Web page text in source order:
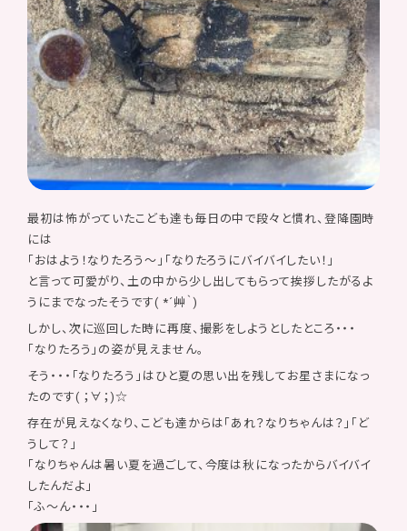
最初は怖がっていたこども達も毎日の中で段々と慣れ、登降園時
には
「おはよう！なりたろう〜」「なりたろうにバイバイしたい！」
と言って可愛がり、土の中から少し出してもらって挨拶したがるよ
うにまでなったそうです( *´艸｀)
しかし、次に巡回した時に再度、撮影をしようとしたところ・・・
「なりたろう」の姿が見えません。
そう・・・「なりたろう」はひと夏の思い出を残してお星さまになっ
たのです( ；∀；)☆
存在が見えなくなり、こども達からは「あれ？なりちゃんは？」「ど
うして？」
「なりちゃんは暑い夏を過ごして、今度は秋になったからバイバイ
したんだよ」
「ふ〜ん・・・」